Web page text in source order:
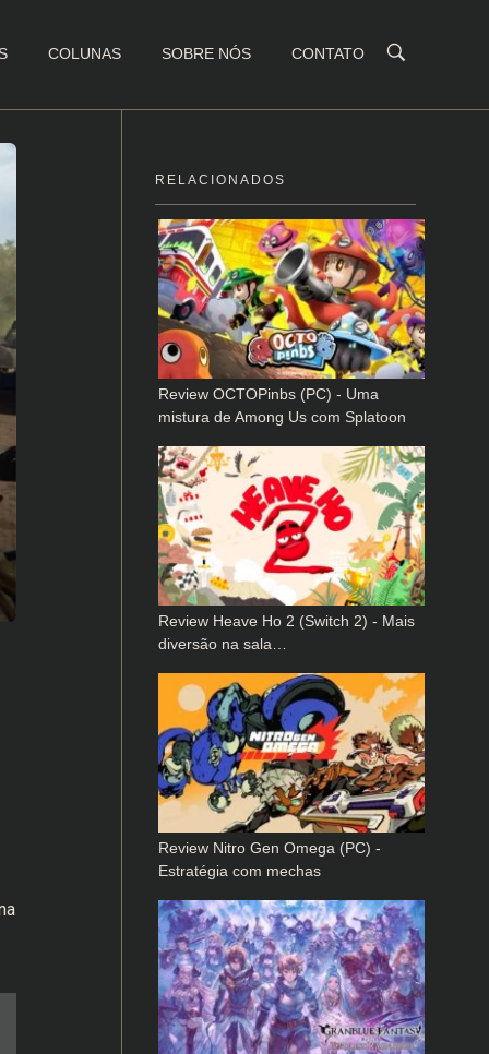
COLUNAS SOBRE NÓS CONTATO
RELACIONADOS
Review OCTOPinbs (PC) - Uma
mistura de Among Us com Splatoon
Review Heave Ho 2 (Switch 2) - Mais
diversão na sala…
Review Nitro Gen Omega (PC) -
Estratégia com mechas